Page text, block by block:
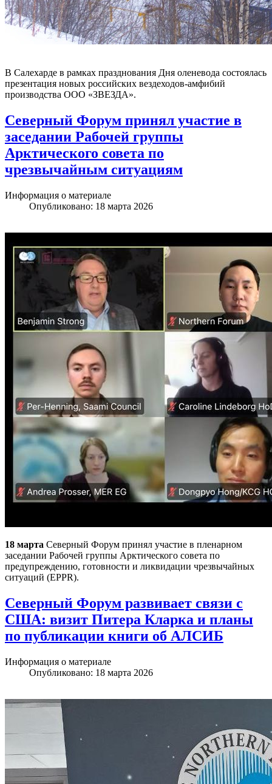
В Салехарде в рамках празднования Дня оленевода состоялась
презентация новых российских вездеходов-амфибий
производства ООО «ЗВЕЗДА».
Северный Форум принял участие в
заседании Рабочей группы
Арктического совета по
чрезвычайным ситуациям
Информация о материале
Опубликовано: 18 марта 2026
18 марта Северный Форум принял участие в пленарном
заседании Рабочей группы Арктического совета по
предупреждению, готовности и ликвидации чрезвычайных
ситуаций (EPPR).
Северный Форум развивает связи с
США: визит Питера Кларка и планы
по публикации книги об АЛСИБ
Информация о материале
Опубликовано: 18 марта 2026